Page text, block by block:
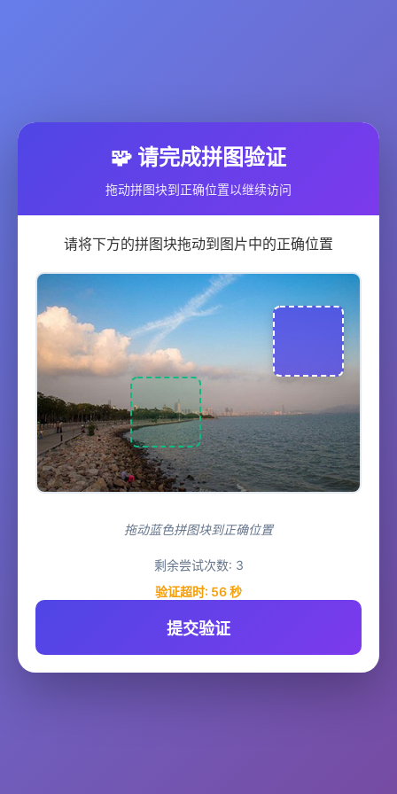
🧩 请完成拼图验证
拖动拼图块到正确位置以继续访问
请将下方的拼图块拖动到图片中的正确位置
拖动蓝色拼图块到正确位置
剩余尝试次数: 3
验证超时: 55秒
提交验证